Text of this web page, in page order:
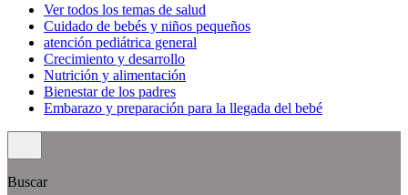
Ver todos los temas de salud
Cuidado de bebés y niños pequeños
atención pediátrica general
Crecimiento y desarrollo
Nutrición y alimentación
Bienestar de los padres
Embarazo y preparación para la llegada del bebé
Buscar